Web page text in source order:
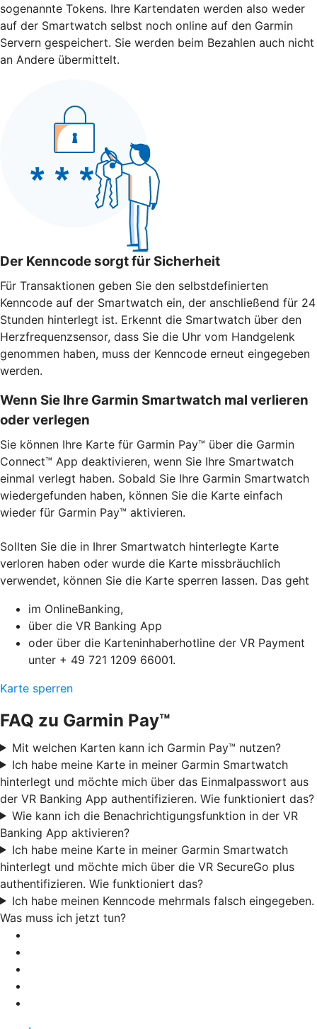
sogenannte Tokens. Ihre Kartendaten werden also weder
auf der Smartwatch selbst noch online auf den Garmin
Servern gespeichert. Sie werden beim Bezahlen auch nicht
an Andere übermittelt.
Der Kenncode sorgt für Sicherheit
Für Transaktionen geben Sie den selbstdefinierten
Kenncode auf der Smartwatch ein, der anschließend für 24
Stunden hinterlegt ist. Erkennt die Smartwatch über den
Herzfrequenzsensor, dass Sie die Uhr vom Handgelenk
genommen haben, muss der Kenncode erneut eingegeben
werden.
Wenn Sie Ihre Garmin Smartwatch mal verlieren
oder verlegen
Sie können Ihre Karte für Garmin Pay™ über die Garmin
Connect™ App deaktivieren, wenn Sie Ihre Smartwatch
einmal verlegt haben. Sobald Sie Ihre Garmin Smartwatch
wiedergefunden haben, können Sie die Karte einfach
wieder für Garmin Pay™ aktivieren.
Sollten Sie die in Ihrer Smartwatch hinterlegte Karte
verloren haben oder wurde die Karte missbräuchlich
verwendet, können Sie die Karte sperren lassen. Das geht
im OnlineBanking,
über die VR Banking App
oder über die Karteninhaberhotline der VR Payment
unter + 49 721 1209 66001.
Karte sperren
FAQ zu Garmin Pay™
Mit welchen Karten kann ich Garmin Pay™ nutzen?
Ich habe meine Karte in meiner Garmin Smartwatch
hinterlegt und möchte mich über das Einmalpasswort aus
der VR Banking App authentifizieren. Wie funktioniert das?
Wie kann ich die Benachrichtigungsfunktion in der VR
Banking App aktivieren?
Ich habe meine Karte in meiner Garmin Smartwatch
hinterlegt und möchte mich über die VR SecureGo plus
authentifizieren. Wie funktioniert das?
Ich habe meinen Kenncode mehrmals falsch eingegeben.
Was muss ich jetzt tun?